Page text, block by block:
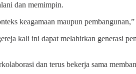
dan memimpin.
keagamaan maupun
kali ini dapat melahirkan generasi
dan terus bekerja sama